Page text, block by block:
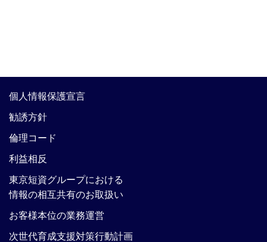
個人情報保護宣言
勧誘方針
倫理コード
利益相反
東京短資グループにおける
情報の相互共有のお取扱い
お客様本位の業務運営
次世代育成支援対策行動計画